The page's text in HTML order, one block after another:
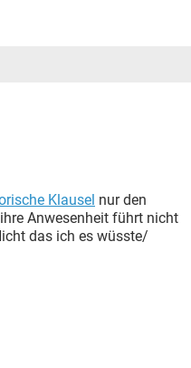
Klausel nur den
Anwesenheit führt nicht
das ich es wüsste/